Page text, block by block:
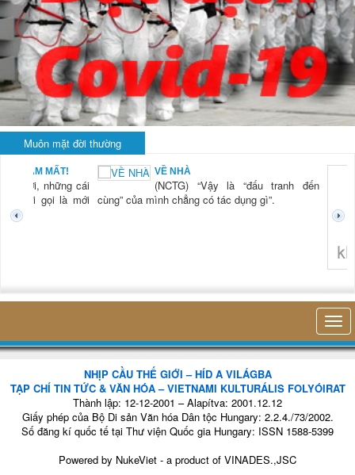
Muôn mặt đời thường
NAM MẤT!
“Xời, những cái
mới gọi là mới
VỀ NHÀ
(NCTG) “Vậy là “đấu tranh đến
cùng” của mình chẳng có tác dụng gì”.
NHỊP CẦU THẾ GIỚI – HÍD A VILÁGBA
TẠP CHÍ TIN TỨC & VĂN HÓA – VIETNAMI KULTURÁLIS FOLYÓIRAT
Thành lập: 12-12-2001 – Alapítva: 2001.12.12
Giấy phép của Bộ Di sản Văn hóa Dân tộc Hungary: 2.2.4./73/2002.
Số đăng kí quốc tế tại Thư viện Quốc gia Hungary: ISSN 1588-5399
Powered by NukeViet - a product of VINADES.,JSC